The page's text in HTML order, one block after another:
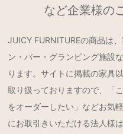
など企業様の
JUICY FURNITUREの商品は
ン・バー・グランピング施設
ります。サイトに掲載の家具
取り扱っておりますので、「
をオーダーしたい」などお気
にお取引きいただける法人様